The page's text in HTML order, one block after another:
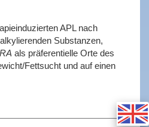
APL nach
Substanzen,
als präferentielle Orte des
Fettsucht und auf einen